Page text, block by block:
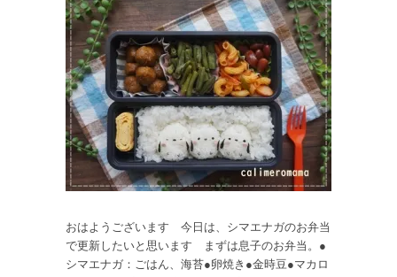
おはようございます 今日は、シマエナガのお弁当
で更新したいと思います まずは息子のお弁当。●
シマエナガ：ごはん、海苔●卵焼き●金時豆●マカロ